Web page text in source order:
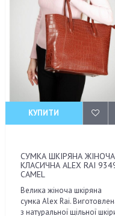
КУПИТИ
СУМКА ШКІРЯНА ЖІНОЧА
КЛАСИЧНА ALEX RAI
CAMEL
Велика жіноча шкіряна
сумка Alex Rai.
з натуральної щільної